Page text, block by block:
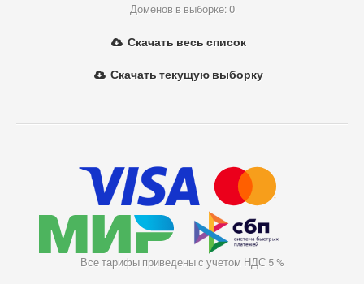
Доменов в выборке: 0
Скачать весь список
Скачать текущую выборку
Все тарифы приведены с учетом НДС 5 %